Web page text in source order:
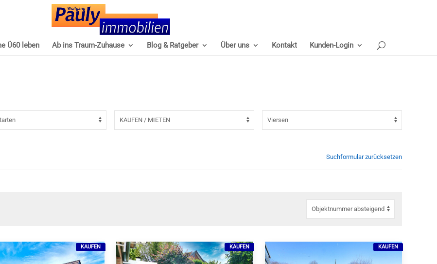
Ü60 leben Ab ins Traum-Zuhause Blog & Ratgeber Über uns Kontakt Kunden-Login
Suchformular zurücksetzen
KAUFEN KAUFEN KAUFEN